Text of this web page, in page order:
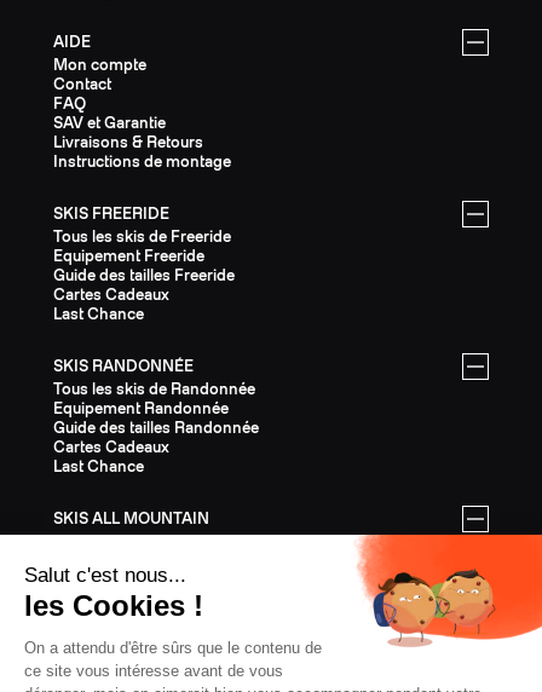
AIDE
Mon compte
Contact
FAQ
SAV et Garantie
Livraisons & Retours
Instructions de montage
SKIS FREERIDE
Tous les skis de Freeride
Equipement Freeride
Guide des tailles Freeride
Cartes Cadeaux
Last Chance
SKIS RANDONNÉE
Tous les skis de Randonnée
Equipement Randonnée
Guide des tailles Randonnée
Cartes Cadeaux
Last Chance
SKIS ALL MOUNTAIN
Guide des tailles All Mountain
Cartes Cadeaux
Last Chance
ÉQUIPEMENT